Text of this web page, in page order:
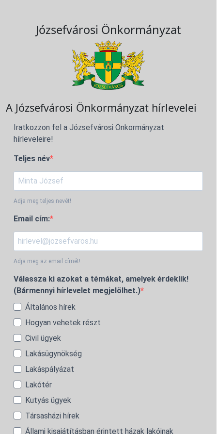
Józsefvárosi Önkormányzat
A Józsefvárosi Önkormányzat hírlevelei
Iratkozzon fel a Józsefvárosi Önkormányzat
hírleveleire!
Teljes név
Adja meg teljes nevét!
Email cím:
Adja meg az email címét!
Válassza ki azokat a témákat, amelyek érdeklik!
(Bármennyi hírlevelet megjelölhet.)
Általános hírek
Hogyan vehetek részt
Civil ügyek
Lakásügynökség
Lakáspályázat
Lakótér
Kutyás ügyek
Társasházi hírek
Állami kisajátításban érintett házak lakóinak